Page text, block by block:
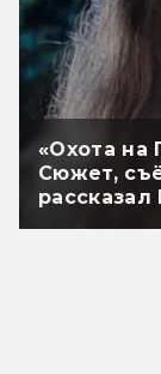
«Охота на
Сюжет,